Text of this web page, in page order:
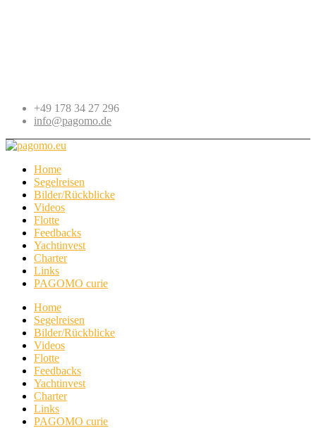
+49 178 34 27 296
info@pagomo.de
Home
Segelreisen
Bilder/Rückblicke
Videos
Flotte
Feedbacks
Yachtinvest
Charter
Links
PAGOMO curie
Home
Segelreisen
Bilder/Rückblicke
Videos
Flotte
Feedbacks
Yachtinvest
Charter
Links
PAGOMO curie